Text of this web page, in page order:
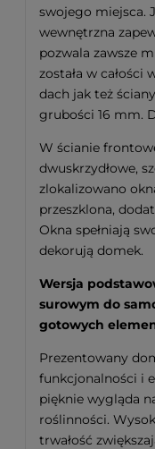
swojego miejsca.
wewnętrzna
pozwala zawsze
została w całości
dach jak też
grubości 16 mm.
W ścianie
dwuskrzydłowe,
zlokalizowano
przeszklona,
Okna spełniają
dekorują domek.
Wersja
surowym do
gotowych
Prezentowany
funkcjonalności i
pięknie wygląda
roślinności.
trwałość